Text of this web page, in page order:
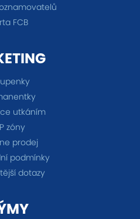
FCB
utkáním
zóny
prodej
podmínky
dotazy